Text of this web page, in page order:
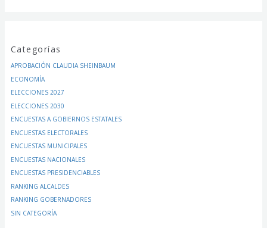
Categorías
APROBACIÓN CLAUDIA SHEINBAUM
ECONOMÍA
ELECCIONES 2027
ELECCIONES 2030
ENCUESTAS A GOBIERNOS ESTATALES
ENCUESTAS ELECTORALES
ENCUESTAS MUNICIPALES
ENCUESTAS NACIONALES
ENCUESTAS PRESIDENCIABLES
RANKING ALCALDES
RANKING GOBERNADORES
SIN CATEGORÍA